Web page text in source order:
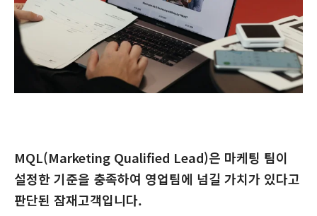
MQL(Marketing Qualified Lead)은 마케팅 팀이
설정한 기준을 충족하여 영업팀에 넘길 가치가 있다고
판단된 잠재고객입니다.